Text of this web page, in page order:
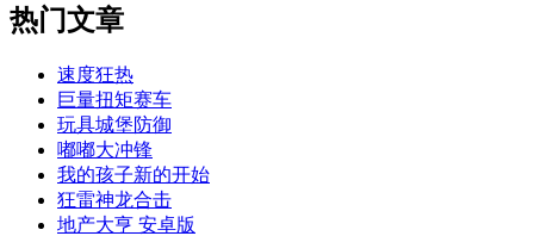
热门文章
速度狂热
巨量扭矩赛车
玩具城堡防御
嘟嘟大冲锋
我的孩子新的开始
狂雷神龙合击
地产大亨 安卓版